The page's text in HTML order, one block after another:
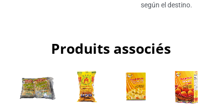
según el destino.
Produits associés